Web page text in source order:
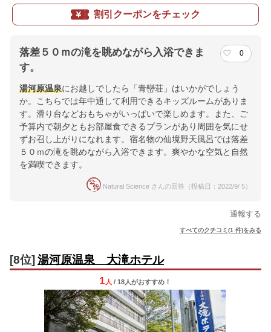
割引クーポンをチェック
落差５０ｍの滝を眺めながら入浴できま
す。
0
湯河原温泉にお越しでしたら「青巒荘」はいかがでしょう
か。こちらでは年中通して利用できるキッズルームがありま
す。滑り台などおもちゃがいっぱいで楽しめます。また、ご
予算内で朝夕ともお部屋食できるプランがあり周囲を気にせ
ずお召し上がりになれます。宿名物の仙境野天風呂では落差
５０ｍの滝を眺めながら入浴できます。爽やかな空気と自然
を満喫できます。
Natural Science さんの回答（投稿日：2022/9/ 5）
通報する
すべてのクチコミ(1 件)をみる
[8位] 湯河原温泉 大滝ホテル
1 人 / 18人がおすすめ！